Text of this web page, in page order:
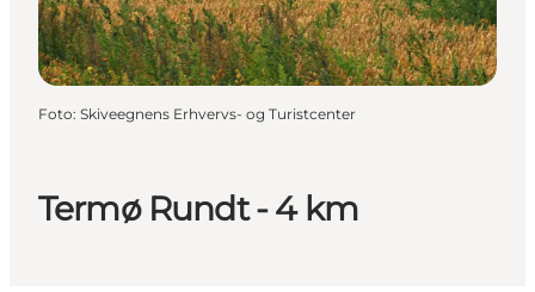
Termø Rundt - 4 km
Foto: Skiveegnens Erhvervs- og Turistcenter